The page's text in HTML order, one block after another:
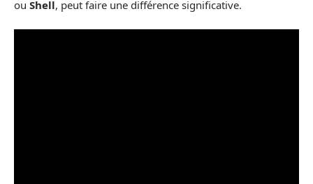
ou Shell, peut faire une différence significative.